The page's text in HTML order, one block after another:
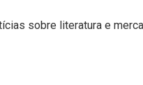
sobre literatura e